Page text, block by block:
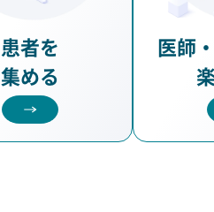
患者を
集める
医師